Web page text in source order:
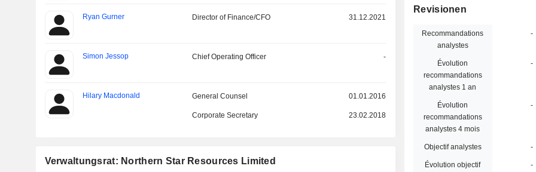
Ryan Gurner Director of Finance/CFO 31.12.2021
Simon Jessop Chief Operating Officer -
Hilary Macdonald General Counsel 01.01.2016
Corporate Secretary 23.02.2018
Verwaltungsrat: Northern Star Resources Limited
Revisionen
Recommandations
analystes
-
Évolution
recommandations
analystes 1 an
-
Évolution
recommandations
analystes 4 mois
-
Objectif analystes -
Évolution objectif
-